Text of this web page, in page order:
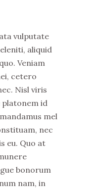
vulputate
aliquid
Veniam
cetero
Nisl viris
platonem id
mel
nec
eu. Quo at
bonorum
nam, in